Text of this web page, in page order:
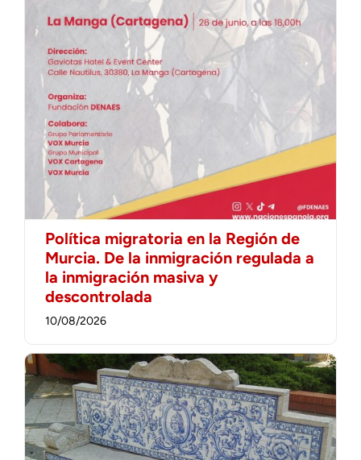
Política migratoria en la Región de
Murcia. De la inmigración regulada a
la inmigración masiva y
descontrolada
10/08/2026